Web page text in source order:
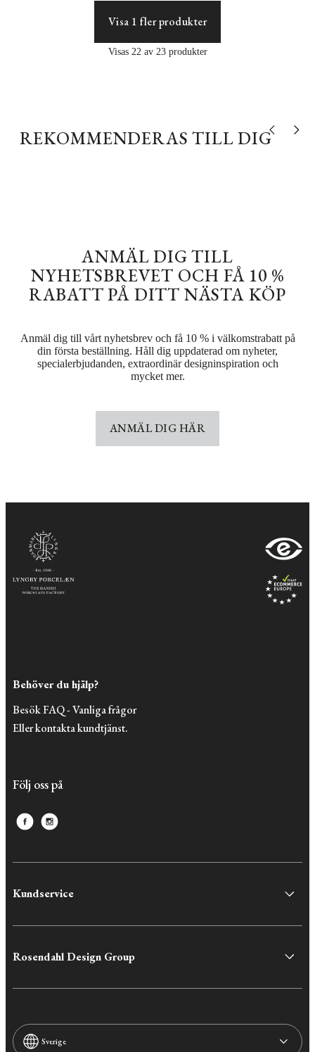
Visa 1 fler produkter
Visas 22 av 23 produkter
REKOMMENDERAS TILL DIGVisa tidigare
Visa
ANMÄL DIG TILL
NYHETSBREVET OCH FÅ 10 %
RABATT PÅ DITT NÄSTA KÖP
Anmäl dig till vårt nyhetsbrev och få 10 % i välkomstrabatt på
din första beställning. Håll dig uppdaterad om nyheter,
specialerbjudanden, extraordinär designinspiration och
mycket mer.
ANMÄL DIG HÄR
Behöver du hjälp?
Besök FAQ - Vanliga frågor
Eller kontakta kundtjänst.
Följ oss på
Kundservice
Rosendahl Design Group
Sverige